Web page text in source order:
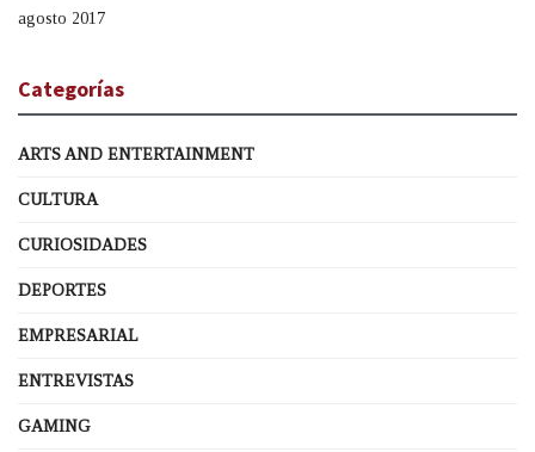
agosto 2017
Categorías
ARTS AND ENTERTAINMENT
CULTURA
CURIOSIDADES
DEPORTES
EMPRESARIAL
ENTREVISTAS
GAMING